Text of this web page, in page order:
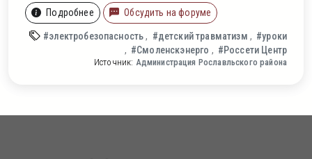
Подробнее Обсудить на форуме
#электробезопасность #детский травматизм
#уроки
#Смоленскэнерго
#Россети Центр
Источник: Администрация Рославльского района